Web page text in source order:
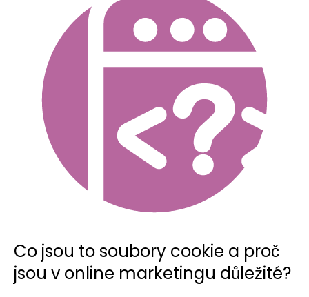
Co jsou to soubory cookie a proč
jsou v online marketingu důležité?